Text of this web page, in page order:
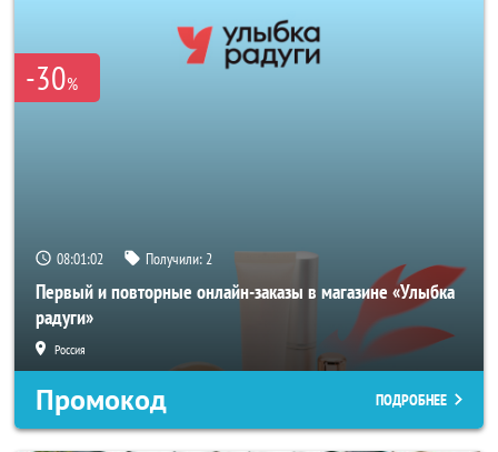
-30%
08:01:00 Получили:2
Первый и повторные онлайн-заказы в магазине «Улыбка
радуги»
Россия
Промокод ПОДРОБНЕЕ